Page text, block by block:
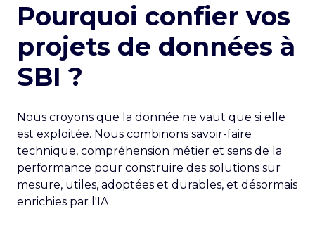
Pourquoi confier vos
projets de données à
SBI ?
Nous croyons que la donnée ne vaut que si elle
est exploitée. Nous combinons savoir-faire
technique, compréhension métier et sens de la
performance pour construire des solutions sur
mesure, utiles, adoptées et durables, et désormais
enrichies par l'IA.